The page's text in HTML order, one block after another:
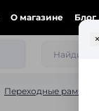
О магазине Блог
Переходные рамки
×